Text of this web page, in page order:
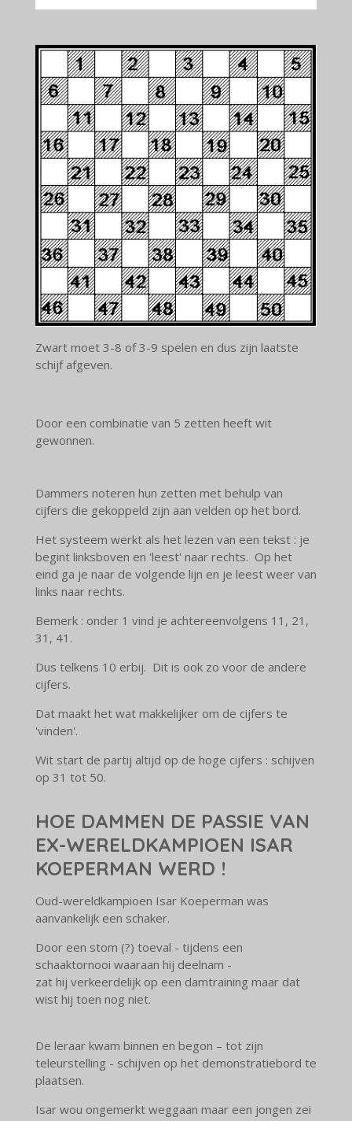
Zwart moet 3-8 of 3-9 spelen en dus zijn laatste
schijf afgeven.
Door een combinatie van 5 zetten heeft wit
gewonnen.
Dammers noteren hun zetten met behulp van
cijfers die gekoppeld zijn aan velden op het bord.
Het systeem werkt als het lezen van een tekst : je
begint linksboven en 'leest' naar rechts. Op het
eind ga je naar de volgende lijn en je leest weer van
links naar rechts.
Bemerk : onder 1 vind je achtereenvolgens 11, 21,
31, 41.
Dus telkens 10 erbij. Dit is ook zo voor de andere
cijfers.
Dat maakt het wat makkelijker om de cijfers te
'vinden'.
Wit start de partij altijd op de hoge cijfers : schijven
op 31 tot 50.
HOE DAMMEN DE PASSIE VAN
EX-WERELDKAMPIOEN ISAR
KOEPERMAN WERD !
Oud-wereldkampioen Isar Koeperman was
aanvankelijk een schaker.
Door een stom (?) toeval - tijdens een
schaaktornooi waaraan hij deelnam -
zat hij verkeerdelijk op een damtraining maar dat
wist hij toen nog niet.
De leraar kwam binnen en begon – tot zijn
teleurstelling - schijven op het demonstratiebord te
plaatsen.
Isar wou ongemerkt weggaan maar een jongen zei